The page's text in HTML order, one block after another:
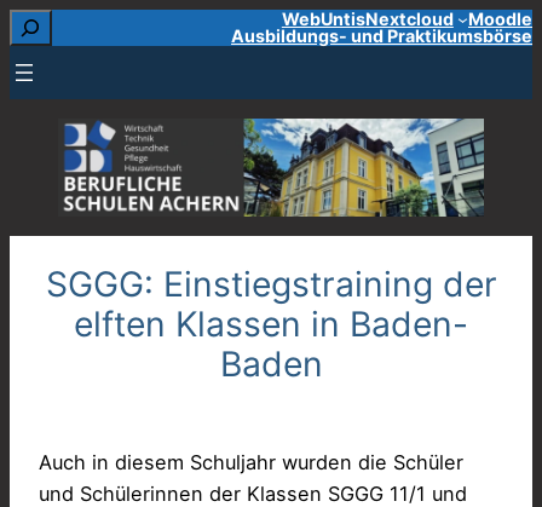
Zum
springen
Suchen WebUntisNextcloud
Moodle
Ausbildungs- und Praktikumsbörse
SGGG: Einstiegstraining der
elften Klassen in Baden-
Baden
Auch in diesem Schuljahr wurden die Schüler
und Schülerinnen der Klassen SGGG 11/1 und